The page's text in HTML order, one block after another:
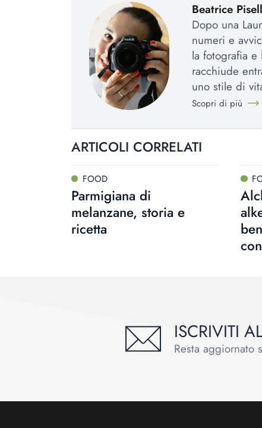
Beatrice
Dopo una
numeri e
la fotografia
racchiude
uno stile di
Scopri di più
ARTICOLI CORRELATI
FOOD
Parmigiana di
melanzane, storia e
ricetta
ISCRIVITI
Resta